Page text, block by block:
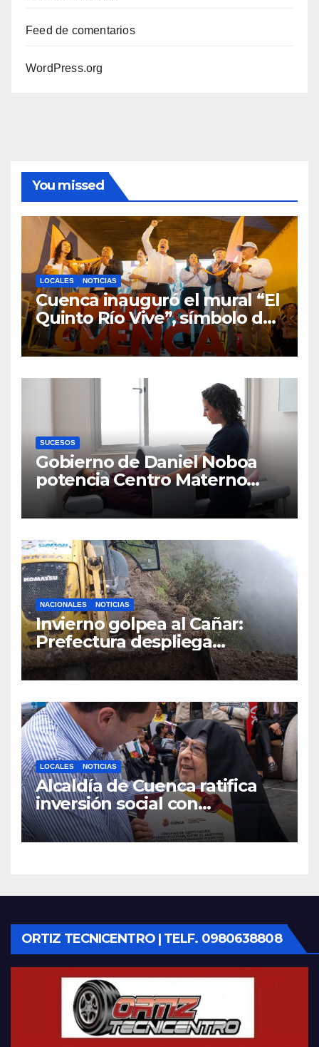
Feed de comentarios
WordPress.org
You missed
LOCALES NOTICIAS
Cuenca inauguró el mural “El
Quinto Río Vive”, símbolo de
la defensa ciudadana del
agua
SUCESOS
Gobierno de Daniel Noboa
potencia Centro Materno
Infantil y Emergencias en
Cuenca con nuevos equipos
NACIONALES NOTICIAS
Invierno golpea al Cañar:
Prefectura despliega
maquinaria en toda la
provincia para mantener las
LOCALES NOTICIAS
Alcaldía de Cuenca ratifica
inversión social con
fundaciones e instituciones
locales
ORTIZ TECNICENTRO | TELF. 0980638808